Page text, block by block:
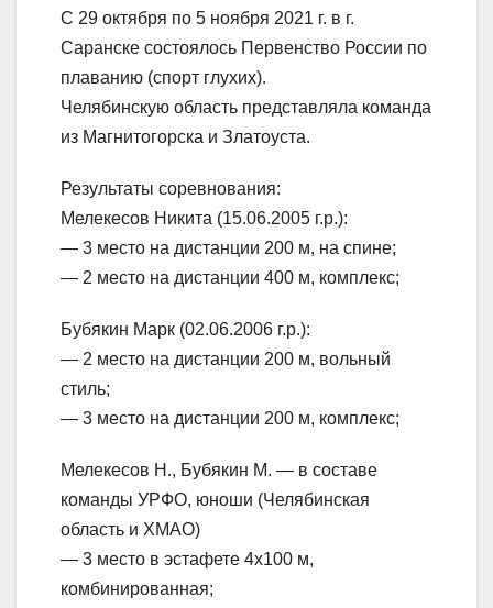
С 29 октября по 5 ноября 2021 г. в г.
Саранске состоялось Первенство России по
плаванию (спорт глухих).
Челябинскую область представляла команда
из Магнитогорска и Златоуста.
Результаты соревнования:
Мелекесов Никита (15.06.2005 г.р.):
— 3 место на дистанции 200 м, на спине;
— 2 место на дистанции 400 м, комплекс;
Бубякин Марк (02.06.2006 г.р.):
— 2 место на дистанции 200 м, вольный
стиль;
— 3 место на дистанции 200 м, комплекс;
Мелекесов Н., Бубякин М. — в составе
команды УРФО, юноши (Челябинская
область и ХМАО)
— 3 место в эстафете 4х100 м,
комбинированная;